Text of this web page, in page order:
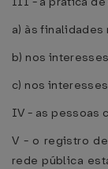
a) às
b) nos
c) nos
IV - as pessoas
V - o registro
rede pública